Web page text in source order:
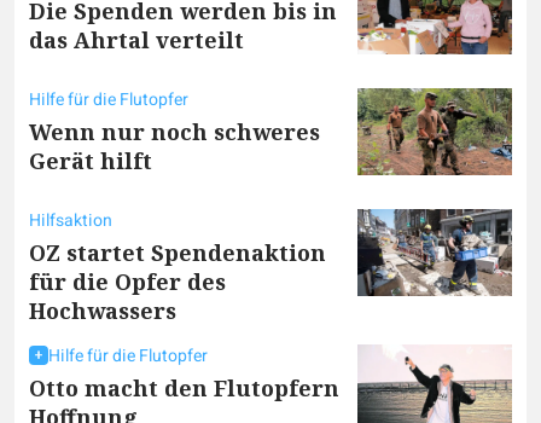
Die Spenden werden bis in
das Ahrtal verteilt
Hilfe für die Flutopfer
Wenn nur noch schweres
Gerät hilft
Hilfsaktion
OZ startet Spendenaktion
für die Opfer des
Hochwassers
Hilfe für die Flutopfer
Otto macht den Flutopfern
Hoffnung